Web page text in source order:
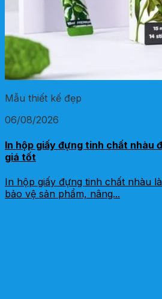
Mẫu thiết kế đẹp
06/08/2026
In hộp giấy đựng tinh chất nhàu
giá tốt
In hộp giấy đựng tinh chất nhàu
bảo vệ sản phẩm, nâng...